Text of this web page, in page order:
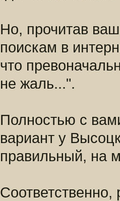
Но, прочитав
поискам в
что
не жаль...".
Полностью с
вариант у
правильный, на